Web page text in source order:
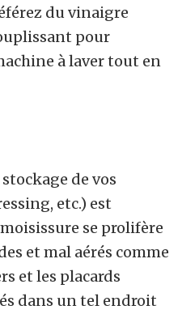
du vinaigre
pour
à laver tout en
de vos
etc.) est
se prolifère
et mal aérés comme
et les placards
dans un tel endroit